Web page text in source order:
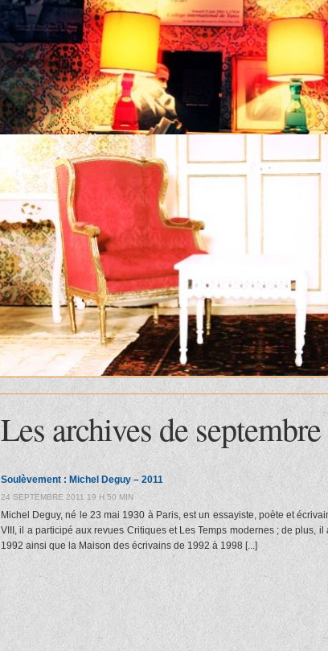
Les archives de
Soulèvement : Michel Deguy – 2011
24 SEPTEMBRE 2011 19 H 50 MIN
Michel Deguy, né le 23 mai 1930 à Paris, est un essayiste, poète et
VIII, il a participé aux revues Critiques et Les Temps modernes ; de plus,
1992 ainsi que la Maison des écrivains de 1992 à 1998 [...]